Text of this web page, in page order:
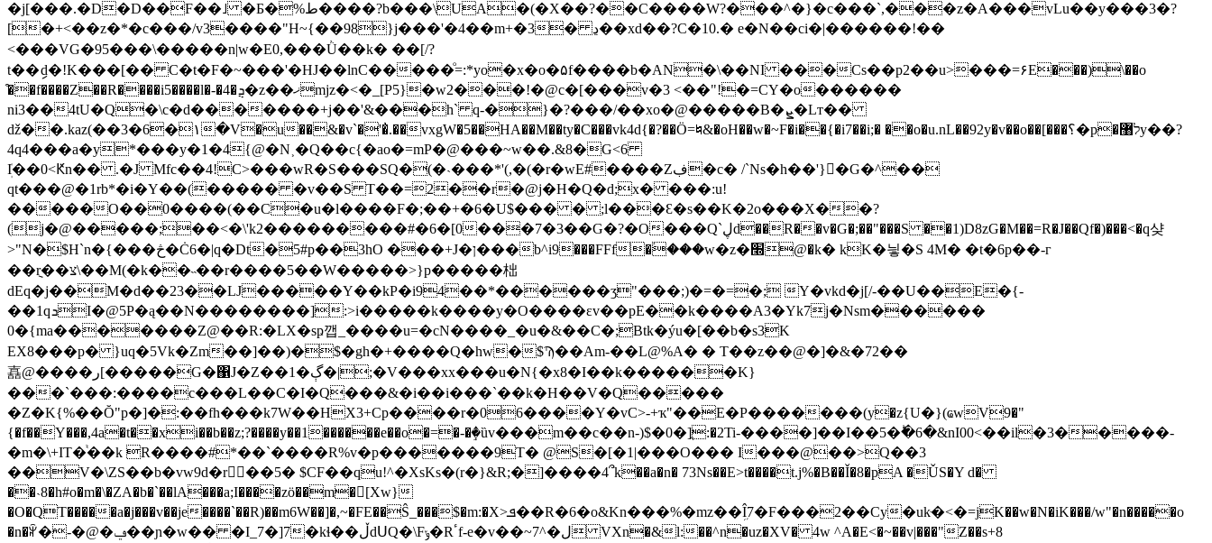
�j[���.�D�D��F��˩ �Б�%ط����?b���\UA�(�X��?��C����W?���^�}�c���`,���z�A���vLu��y���3�?
[�+<��z�*�c���/v3����"H~{��98}j���'�4��m+�3� ڍ��xd��?C�10.� e�N��ci�|������!��
<���VG�95���\�����n|w�E0,���Ǜ��k� ��[/?
t��ިd�!K���[�� C�t�F�~���'�HJ��lnC�����ͦ=:*yo�x�o�۵f����b�AN�\��NI ���Cs��p2��u>���=۶E���)\��o
͒��f����Z��R����i5����l�-�4�ܯ�z��ޚmjz�<�_[P5}�w2���!�@c�[���v�3 <��"!�=CY�o������
ni3��4tU�Q�\c�d�������+j��'&���h` q-�}�?���/��xo�@�����B�ܨ�Lт��
ǆ��.kaz(��3�6�۱�V�u��&�v`�'�̓.��vxgW�5��HA��M��ty�C���vk4d{�?��Ö=♮&�oH��w�~F�i��{�i7��i;� ��o�u.nL��92y�v��o��[���؟�p�ל޸y��?
4q4���a�y*���y�1�4{@�N˲�Q��c{�ao�=mP�@���~w��.&8�G<6
ܲI��0<Ԟn�� .�J Mfc��4!C>���wR�S���SQ�(�˴���*'(,�(�r�wE#����Zڣ�c� /`Ns�h��'}񤤸�G�^��
qt���@�1rb*�i�Y��(����� �v��S T��=2��r�@j�H�Q�d;x� ���:u!
�����O��0����(��C�u�l����F�;��+�6�U$��� � ;l���Ɛ�s��K�2o���X��?
(j�@�����;��<�\'k2���������#�6�[0���7�3��G�?�O���Q`ڸd��R��v�G�;��"���S ��1)D8zG�M��=R�J��Qf�)���<�q샺
>"N�$H`n�{���څ�Ċ6�|q�Dt�5#p��3hO ���+J�ן���b^i9���FFf�ؙ���w�z�׭@�k� kK�닇�S 4M� �t�6p��-г
��݈r��צ\��M(�k��˵��r����5��W�����>}p�����柮
dEq�j��M�d��23��LJ�����Y��kP�i94��*������ʒ"���;)�=�=�; Y�vkd�j[/-��U��E�{-
��1qܖI�@5P�ą��N��������]:>i�����k����y�O����ɛv��pE��k����A3�Yk7j�Nsm������
0�{ma�������Z@��R:�LX�sҏ깹_����u=�cN����_�u�&��C�;Btk�ýu�[��b�s3K
EX8���p� }uq�5Vk�Zm��]��)�$�gh�+����Q�hw�$Ϡ��Am-��L@%A� � T�� z��@�]�&�72��
嚞@����ر[�����G�΁J�Z��1�ڳ�|;�V���xx���u�N{�x8�I��k������K}
���`���:����c���L��C�I�Q���&�i��i���`��k�H��V�Q�����
�Z�K{%��Ŏ"p�]�:��fh���k7W��HX3+Cp����r�06����Y�vC>-+ҡ"��E�P�������(у�z{U�}(ҩwV9�"
{�f��Y���,4a�t��xi��b��z;?����y��1������e��o�=�-�ٟ�ȕv���m��c��n-)$�0�]ֲ:�2Ti-����]��I��5�ؕ�6�&nI00<��il�3�����-
�m�\+IT�ᷣ��k R����#*��`����R%v�p�������9T� @S�[�1|���O��� I���@��>Q��3
��V�\ZS��b�vw9d�r��5� $CF��quǃ^�XsKs�(r�}&R;�]����4՞k��a�n� 73Ns��E>t����t.j%�B��Ǐ�8�pA �ǓS�Y d�
��˴8�h#o�m�\�ZA�b�`��lA���a;I����zö��m�[Xw}
�O�QT�����a�j���v��je����`��R)��m6W��]�,~�FE��Ŝ_���$�m:�X>ܦ��R�6�o&Kn���%�mz��ܹÎ7�F���2��Cy�ukּ�<�=jK��w�N�iK���/w"�n�����o
�n�ꆲ�-�@�ݠ��ɲ�w�� �I_7�]7�kɬ��ڵdՍQ�\Fݸ�Rٴf-e�v��~7^�ل VXn�&l:��^n�uz�XV� 4w ^A�E<�~��v|���"Z��s+8